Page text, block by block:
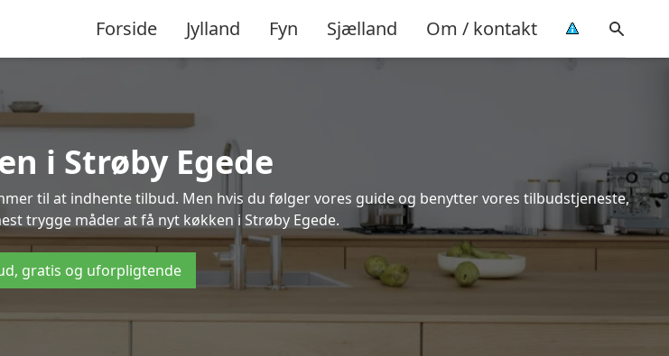
Forside Jylland Fyn Sjælland Om / kontakt
i Strøby Egede
til at indhente tilbud. Men hvis du følger vores guide og benytter vores tilbudstjeneste,
trygge måder at få nyt køkken i Strøby Egede.
gratis og uforpligtende